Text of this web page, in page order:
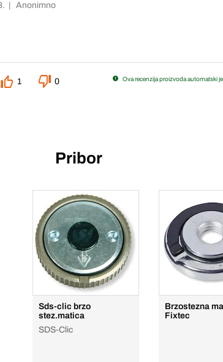
| Anonimno
1 0
Ova recenzija proizvoda automatski
Pribor
Sds-clic brzo
stez.matica
SDS-Clic
Brzostezna
Fixtec